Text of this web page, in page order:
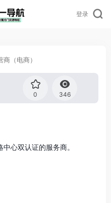
登录
商（电商）
0 346
心双认证的服务商。